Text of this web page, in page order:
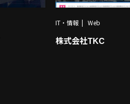
IT・情報 Web
株式会社TKC